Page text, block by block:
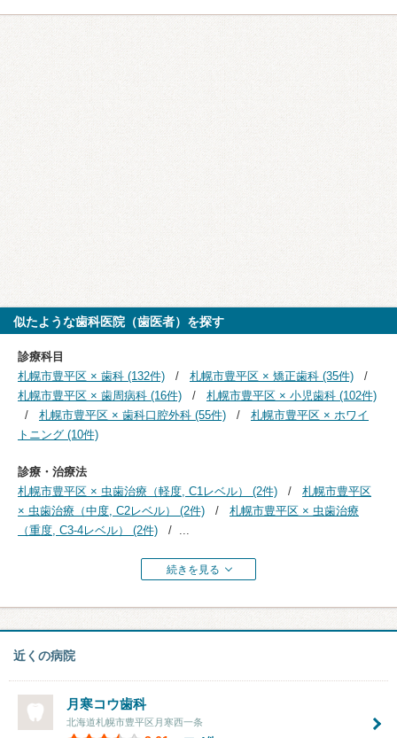
似たような歯科医院（歯医者）を探す
診療科目
札幌市豊平区 × 歯科 (132件)
札幌市豊平区 × 矯正歯科 (35件)
札幌市豊平区 × 歯周病科 (16件)
札幌市豊平区 × 小児歯科 (102件)
札幌市豊平区 × 歯科口腔外科 (55件)
札幌市豊平区 × ホワイ
トニング (10件)
診療・治療法
札幌市豊平区 × 虫歯治療（軽度, C1レベル） (2件)
札幌市豊平区
× 虫歯治療（中度, C2レベル） (2件)
札幌市豊平区 × 虫歯治療
（重度, C3-4レベル） (2件)
...
続きを見る
近くの病院
月寒コウ歯科
北海道札幌市豊平区月寒西一条